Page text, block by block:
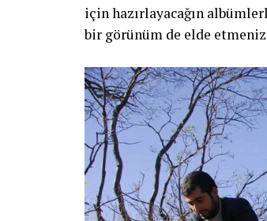
için hazırlayacağın
bir görünüm de elde